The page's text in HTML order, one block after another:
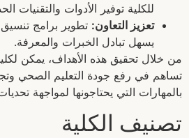
للكلية توفير الأدوات والتقنيات
تعزيز التعاون: تطوير برامج تنسيق
يسهل تبادل الخبرات والمعرفة.
من خلال تحقيق هذه الأهداف، يمكن
تساهم في رفع جودة التعليم الصحي
بالمهارات التي يحتاجونها لمواجهة
تصنيف الكلية